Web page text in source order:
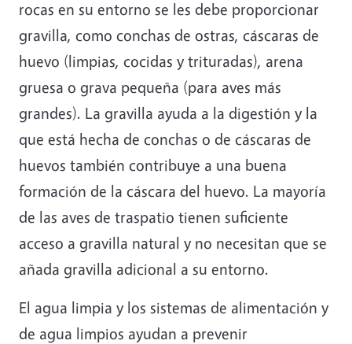
rocas en su entorno se les debe proporcionar
gravilla, como conchas de ostras, cáscaras de
huevo (limpias, cocidas y trituradas), arena
gruesa o grava pequeña (para aves más
grandes). La gravilla ayuda a la digestión y la
que está hecha de conchas o de cáscaras de
huevos también contribuye a una buena
formación de la cáscara del huevo. La mayoría
de las aves de traspatio tienen suficiente
acceso a gravilla natural y no necesitan que se
añada gravilla adicional a su entorno.
El agua limpia y los sistemas de alimentación y
de agua limpios ayudan a prevenir